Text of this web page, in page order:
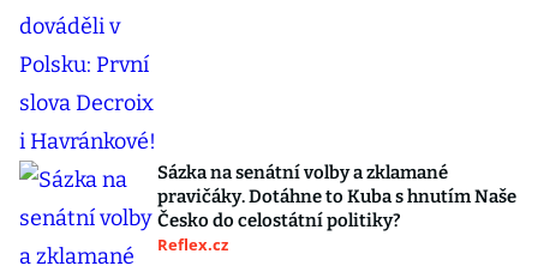
Sázka na senátní volby a zklamané
pravičáky. Dotáhne to Kuba s hnutím Naše
Česko do celostátní politiky?
Reflex.cz